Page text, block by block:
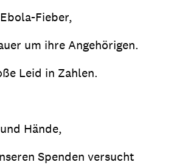
Fieber,
um ihre Angehörigen.
Leid in Zahlen.
Hände,
Spenden versucht